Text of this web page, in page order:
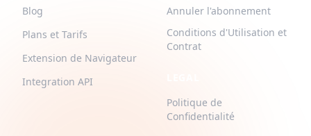
Blog
Plans et Tarifs
Extension de Navigateur
Integration API
Annuler l'abonnement
Conditions d'Utilisation et
Contrat
Politique de
Confidentialité